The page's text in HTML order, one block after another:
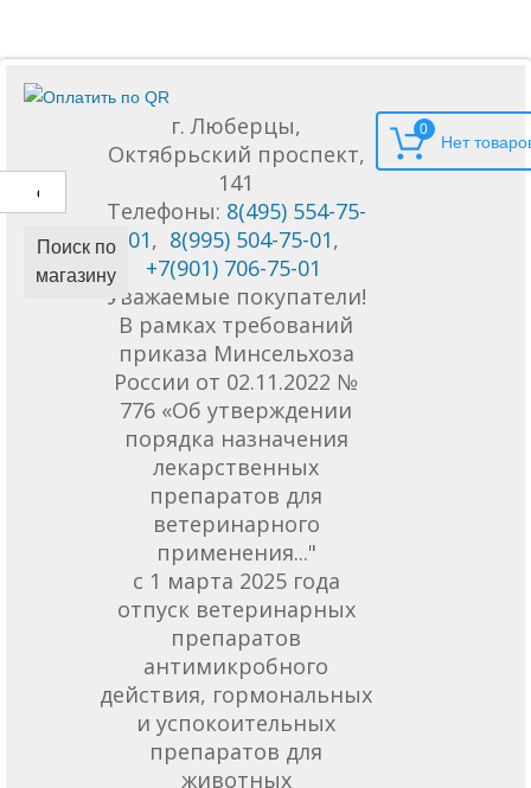
Поиск по
магазину
г. Люберцы,
Октябрьский проспект,
141
Телефоны: 8(495) 554-75-
01, 8(995) 504-75-01,
+7(901) 706-75-01
Уважаемые покупатели!
В рамках требований
приказа Минсельхоза
России от 02.11.2022 №
776 «Об утверждении
порядка назначения
лекарственных
препаратов для
ветеринарного
применения..."
с 1 марта 2025 года
отпуск ветеринарных
препаратов
антимикробного
действия, гормональных
и успокоительных
препаратов для
животных
0